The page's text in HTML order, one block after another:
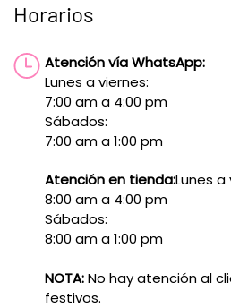
Horarios
Atención vía WhatsApp:
Lunes a viernes:
7:00 am a 4:00 pm
Sábados:
7:00 am a 1:00 pm
Atención en tienda:Lunes a
8:00 am a 4:00 pm
Sábados:
8:00 am a 1:00 pm
NOTA:No hay atención al
festivos.